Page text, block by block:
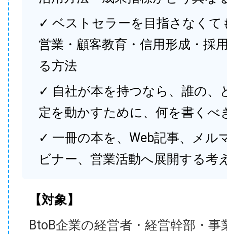
✓ ベストセラーを目指さなくて
営業・顧客教育・信用形成・採
る方法
✓ 自社が本を持つなら、誰の、
定を動かすために、何を書くべ
✓ 一冊の本を、Web記事、メル
ビナー、営業活動へ展開する考
【対象】
BtoB企業の経営者・経営幹部・事